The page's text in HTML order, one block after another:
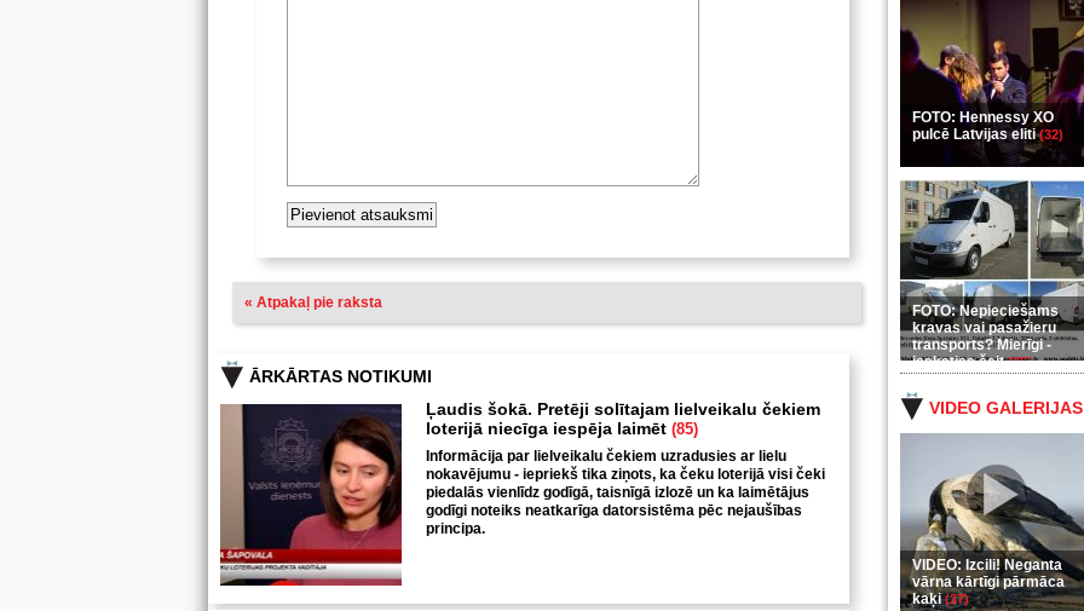
FOTO: Hennessy XO
pulcē Latvijas eliti(32)
FOTO: Nepieciešams
kravas vai pasažieru
transports? Mierīgi -
ieskaties šeit(35)
VIDEO GALERIJAS
VIDEO: Izcili! Neganta
vārna kārtīgi pārmāca
kaķi(37)
« Atpakaļ pie raksta
ĀRKĀRTAS NOTIKUMI
Ļaudis šokā. Pretēji solītajam lielveikalu čekiem
loterijā niecīga iespēja laimēt (85)
Informācija par lielveikalu čekiem uzradusies ar lielu
nokavējumu - iepriekš tika ziņots, ka čeku loterijā visi čeki
piedalās vienlīdz godīgā, taisnīgā izlozē un ka laimētājus
godīgi noteiks neatkarīga datorsistēma pēc nejaušības
principa.